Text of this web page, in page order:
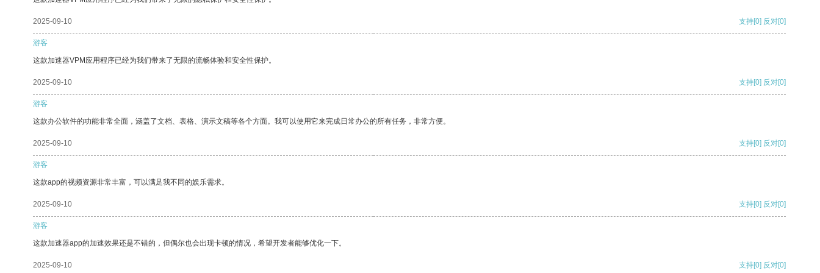
2025-09-10 支持[0] 反对[0]
游客
这款加速器VPM应用程序已经为我们带来了无限的流畅体验和安全性保护。
2025-09-10 支持[0] 反对[0]
游客
这款办公软件的功能非常全面，涵盖了文档、表格、演示文稿等各个方面。我可以使用它来完成日常办公的所有任务，非常方便。
2025-09-10 支持[0] 反对[0]
游客
这款app的视频资源非常丰富，可以满足我不同的娱乐需求。
2025-09-10 支持[0] 反对[0]
游客
这款加速器app的加速效果还是不错的，但偶尔也会出现卡顿的情况，希望开发者能够优化一下。
2025-09-10 支持[0] 反对[0]